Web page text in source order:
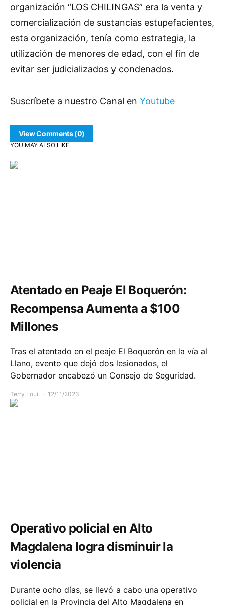
organización “LOS CHILINGAS” era la venta y
comercialización de sustancias estupefacientes,
esta organización, tenía como estrategia, la
utilización de menores de edad, con el fin de
evitar ser judicializados y condenados.
Suscríbete a nuestro Canal en Youtube
View Comments (0)
YOU MAY ALSO LIKE
Atentado en Peaje El Boquerón:
Recompensa Aumenta a $100
Millones
Tras el atentado en el peaje El Boquerón en la vía al
Llano, evento que dejó dos lesionados, el
Gobernador encabezó un Consejo de Seguridad.
Terry Loui 12/11/2023
Operativo policial en Alto
Magdalena logra disminuir la
violencia
Durante ocho días, se llevó a cabo una operativo
policial en la Provincia del Alto Magdalena en